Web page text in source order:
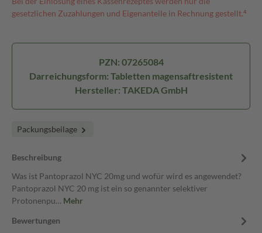
gesetzlichen Zuzahlungen und Eigenanteile in Rechnung gestellt.⁴
PZN: 07265084
Darreichungsform: Tabletten magensaftresistent
Hersteller: TAKEDA GmbH
Packungsbeilage
Beschreibung
Was ist Pantoprazol NYC 20mg und wofür wird es angewendet?
Pantoprazol NYC 20 mg ist ein so genannter selektiver
Protonenpu… Mehr
Bewertungen